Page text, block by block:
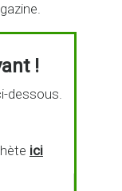
!
dessous.
ici